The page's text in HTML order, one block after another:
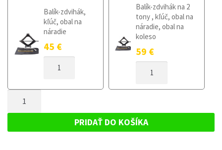
Balík-zdvihák,
kľúč, obal na
náradie
45 €
DOJAZDOVÉ
CITROEN
GRAND
II
Balík-zdvihák na 2
tony , kľúč, obal na
náradie, obal na
koleso
59 €
DOJAZDOVÉ
GRAND
PICASSO
CITROEN
PRIDAŤ DO KOŠÍKA